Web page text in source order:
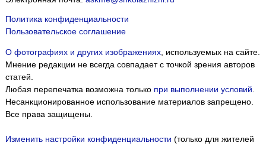
Политика конфиденциальности
Пользовательское соглашение
О фотографиях и других изображениях, используемых на сайте.
Мнение редакции не всегда совпадает с точкой зрения авторов
статей.
Любая перепечатка возможна только при выполнении условий
Несанкционированное использование материалов запрещено.
Все права защищены.
Изменить настройки конфиденциальности (только для жителей